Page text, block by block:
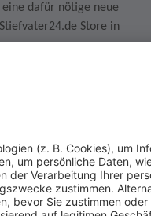
dafür nötige neue
Store in
möglich.